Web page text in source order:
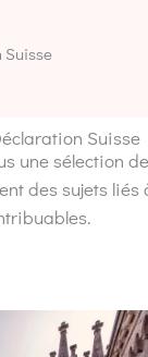
Suisse
Suisse
une sélection
des sujets